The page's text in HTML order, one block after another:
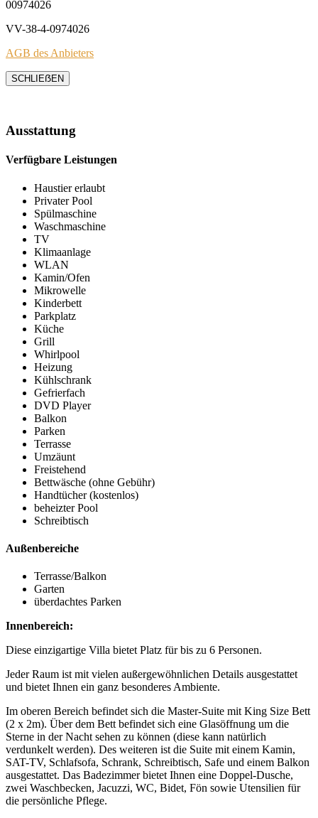
00974026
VV-38-4-0974026
AGB des Anbieters
SCHLIEẞEN
Ausstattung
Verfügbare Leistungen
Haustier erlaubt
Privater Pool
Spülmaschine
Waschmaschine
TV
Klimaanlage
WLAN
Kamin/Ofen
Mikrowelle
Kinderbett
Parkplatz
Küche
Grill
Whirlpool
Heizung
Kühlschrank
Gefrierfach
DVD Player
Balkon
Parken
Terrasse
Umzäunt
Freistehend
Bettwäsche (ohne Gebühr)
Handtücher (kostenlos)
beheizter Pool
Schreibtisch
Außenbereiche
Terrasse/Balkon
Garten
überdachtes Parken
Innenbereich:
Diese einzigartige Villa bietet Platz für bis zu 6 Personen.
Jeder Raum ist mit vielen außergewöhnlichen Details ausgestattet
und bietet Ihnen ein ganz besonderes Ambiente.
Im oberen Bereich befindet sich die Master-Suite mit King Size Bett
(2 x 2m). Über dem Bett befindet sich eine Glasöffnung um die
Sterne in der Nacht sehen zu können (diese kann natürlich
verdunkelt werden). Des weiteren ist die Suite mit einem Kamin,
SAT-TV, Schlafsofa, Schrank, Schreibtisch, Safe und einem Balkon
ausgestattet. Das Badezimmer bietet Ihnen eine Doppel-Dusche,
zwei Waschbecken, Jacuzzi, WC, Bidet, Fön sowie Utensilien für
die persönliche Pflege.